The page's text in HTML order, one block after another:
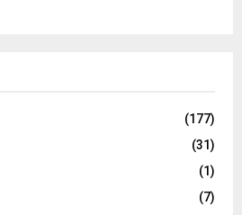
(177)
(31)
(1)
(7)